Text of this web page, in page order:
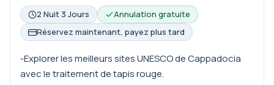
2 Nuit 3 Jours
Annulation gratuite
Réservez maintenant, payez plus tard
-Explorer les meilleurs sites UNESCO de Cappadocia
avec le traitement de tapis rouge.